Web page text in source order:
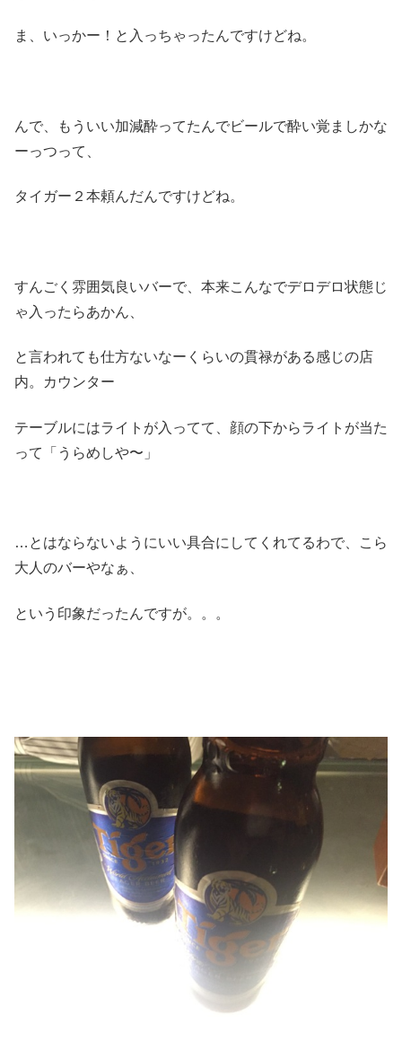
ま、いっかー！と入っちゃったんですけどね。
んで、もういい加減酔ってたんでビールで酔い覚ましかな
ーっつって、
タイガー２本頼んだんですけどね。
すんごく雰囲気良いバーで、本来こんなでデロデロ状態じ
ゃ入ったらあかん、
と言われても仕方ないなーくらいの貫禄がある感じの店
内。カウンター
テーブルにはライトが入ってて、顔の下からライトが当た
って「うらめしや〜」
…とはならないようにいい具合にしてくれてるわで、こら
大人のバーやなぁ、
という印象だったんですが。。。